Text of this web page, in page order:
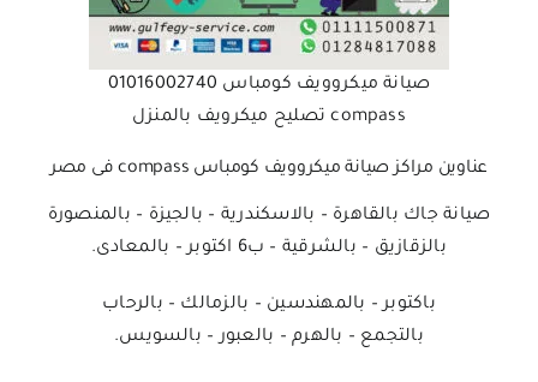
صيانة ميكروويف كومباس 01016002740
compass تصليح ميكرويف بالمنزل
عناوين مراكز صيانة ميكروويف كومباس compass فى مصر
صيانة جاك بالقاهرة – بالاسكندرية – بالجيزة – بالمنصورة
بالزقازيق – بالشرقية – ب6 اكتوبر – بالمعادى.
باكتوبر – بالمهندسين – بالزمالك – بالرحاب
بالتجمع – بالهرم – بالعبور – بالسويس.